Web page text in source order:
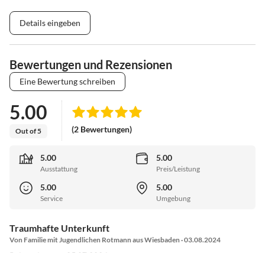
Details eingeben
Bewertungen und Rezensionen
Eine Bewertung schreiben
5.00
Out of 5 (2 Bewertungen)
5.00
Ausstattung
5.00
Preis/Leistung
5.00
Service
5.00
Umgebung
Traumhafte Unterkunft
Von Familie mit Jugendlichen Rotmann aus Wiesbaden · 03.08.2024